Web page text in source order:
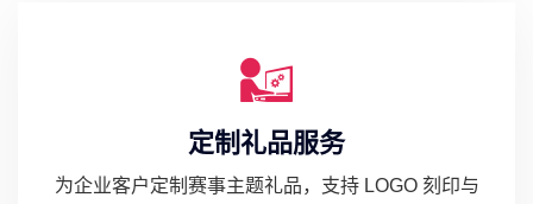
定制礼品服务
为企业客户定制赛事主题礼品，支持 LOGO 刻印与